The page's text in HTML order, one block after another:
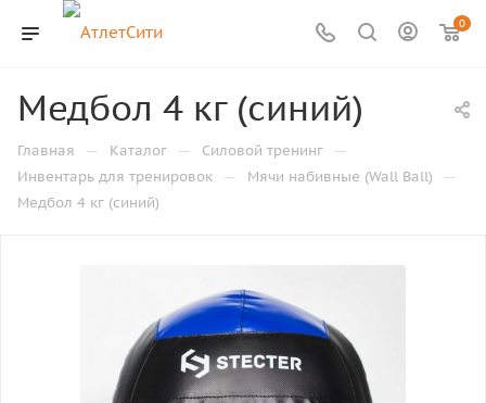
0
Медбол 4 кг (синий)
Главная — Каталог — Силовой тренинг —
Инвентарь для тренировок — Мячи набивные (Wall Ball) —
Медбол 4 кг (синий)